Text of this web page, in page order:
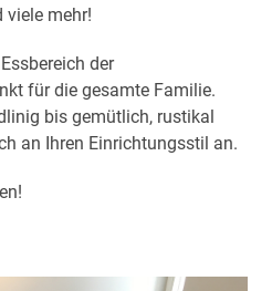
viele mehr!
der
für die gesamte Familie.
bis gemütlich, rustikal
an Ihren Einrichtungsstil an.